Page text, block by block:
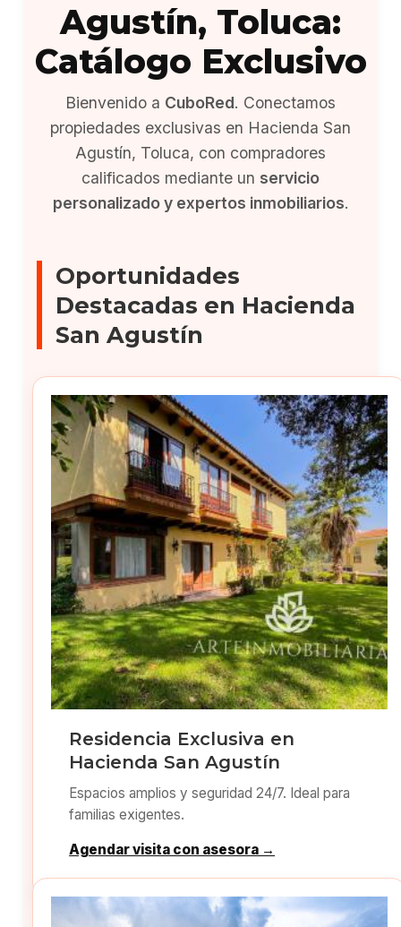
Agustín, Toluca:
Catálogo Exclusivo
Bienvenido a CuboRed. Conectamos
propiedades exclusivas en Hacienda San
Agustín, Toluca, con compradores
calificados mediante un servicio
personalizado y expertos inmobiliarios.
Oportunidades
Destacadas en Hacienda
San Agustín
Residencia Exclusiva en
Hacienda San Agustín
Espacios amplios y seguridad 24/7. Ideal para
familias exigentes.
Agendar visita con asesora →